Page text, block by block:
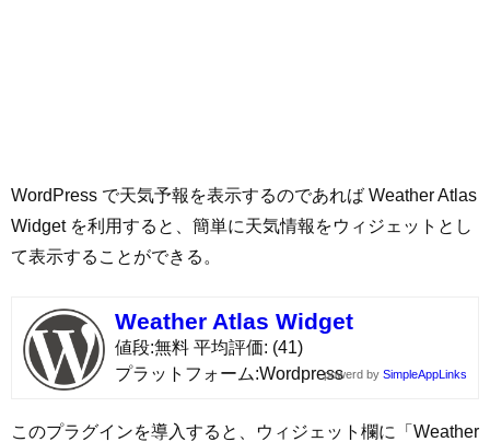
WordPress で天気予報を表示するのであれば Weather Atlas
Widget を利用すると、簡単に天気情報をウィジェットとし
て表示することができる。
Weather Atlas Widget
値段 無料 平均評価 (41)
プラットフォーム Wordpresspowerd by SimpleAppLinks
このプラグインを導入すると、ウィジェット欄に「Weather